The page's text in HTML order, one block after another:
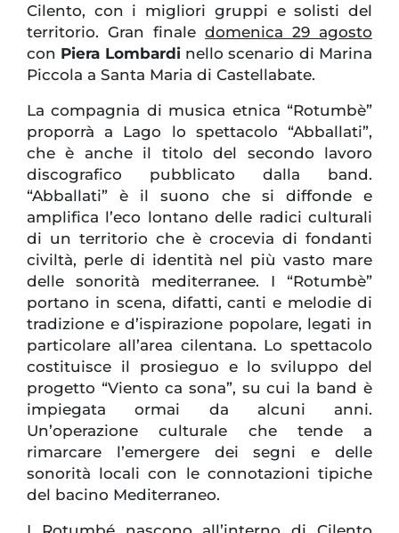
Cilento, con i migliori gruppi e solisti del
territorio. Gran finale domenica 29 agosto
con Piera Lombardi nello scenario di Marina
Piccola a Santa Maria di Castellabate.
La compagnia di musica etnica “Rotumbè”
proporrà a Lago lo spettacolo “Abballati”,
che è anche il titolo del secondo lavoro
discografico pubblicato dalla band.
“Abballati” è il suono che si diffonde e
amplifica l’eco lontano delle radici culturali
di un territorio che è crocevia di fondanti
civiltà, perle di identità nel più vasto mare
delle sonorità mediterranee. I “Rotumbè”
portano in scena, difatti, canti e melodie di
tradizione e d’ispirazione popolare, legati in
particolare all’area cilentana. Lo spettacolo
costituisce il prosieguo e lo sviluppo del
progetto “Viento ca sona”, su cui la band è
impiegata ormai da alcuni anni.
Un’operazione culturale che tende a
rimarcare l’emergere dei segni e delle
sonorità locali con le connotazioni tipiche
del bacino Mediterraneo.